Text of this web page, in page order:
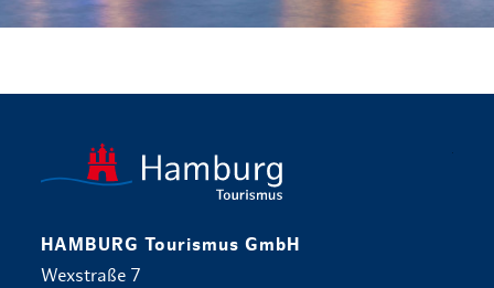
HAMBURG Tourismus GmbH
Wexstraße 7